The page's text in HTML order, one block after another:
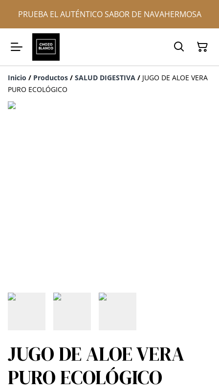
PRUEBA EL AUTÉNTICO SABOR DE NAVAHERMOSA
Inicio / Productos / SALUD DIGESTIVA / JUGO DE ALOE VERA
PURO ECOLÓGICO
JUGO DE ALOE VERA
PURO ECOLÓGICO